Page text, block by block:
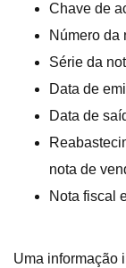
Chave de
Número da
Série da
Data de
Data de
nota de
Nota fiscal
Uma informação